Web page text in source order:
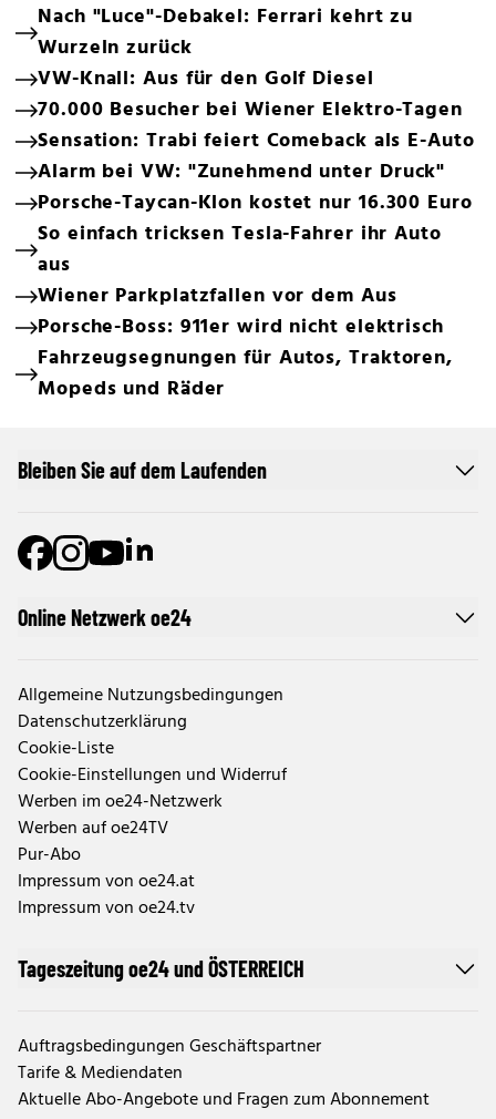
Nach "Luce"-Debakel: Ferrari kehrt zu
Wurzeln zurück
VW-Knall: Aus für den Golf Diesel
70.000 Besucher bei Wiener Elektro-Tagen
Sensation: Trabi feiert Comeback als E-Auto
Alarm bei VW: "Zunehmend unter Druck"
Porsche-Taycan-Klon kostet nur 16.300 Euro
So einfach tricksen Tesla-Fahrer ihr Auto
aus
Wiener Parkplatzfallen vor dem Aus
Porsche-Boss: 911er wird nicht elektrisch
Fahrzeugsegnungen für Autos, Traktoren,
Mopeds und Räder
Online Netzwerk oe24
Allgemeine Nutzungsbedingungen
Datenschutzerklärung
Cookie-Liste
Cookie-Einstellungen und Widerruf
Werben im oe24-Netzwerk
Werben auf oe24TV
Pur-Abo
Impressum von oe24.at
Impressum von oe24.tv
Tageszeitung oe24 und ÖSTERREICH
Auftragsbedingungen Geschäftspartner
Tarife & Mediendaten
Aktuelle Abo-Angebote und Fragen zum Abonnement
Bleiben Sie auf dem Laufenden